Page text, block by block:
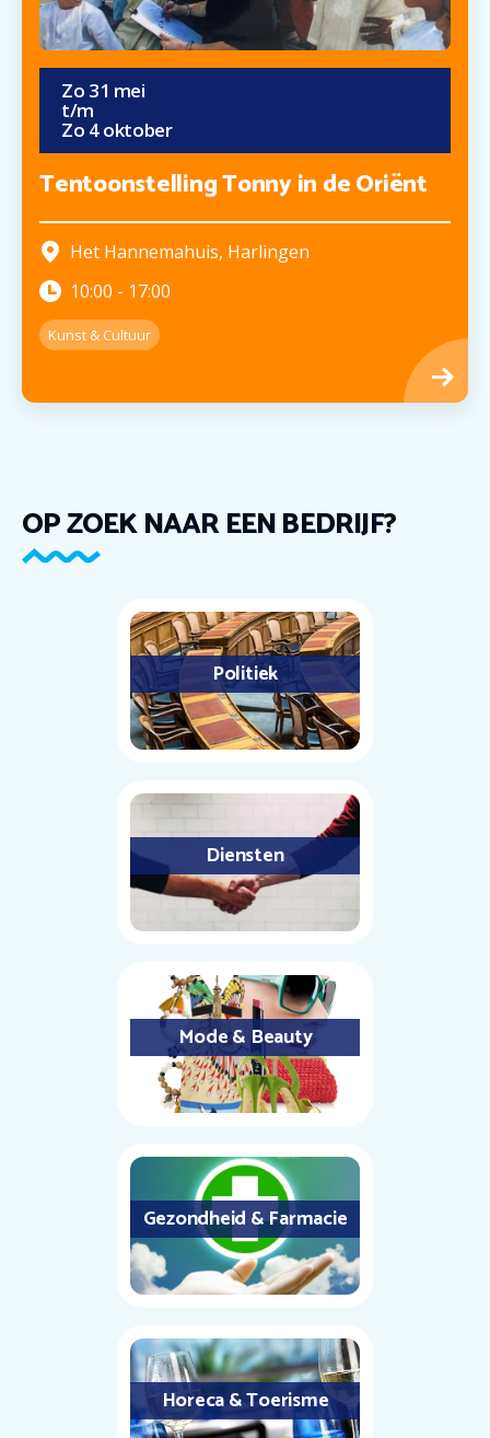
Zo 31 mei
t/m
Zo 4oktober
Tentoonstelling Tonny in de Oriënt
Het Hannemahuis, Harlingen
10:00 - 17:00
Kunst & Cultuur
OP ZOEK NAAR EEN BEDRIJF?
Politiek
Diensten
Mode & Beauty
Gezondheid & Farmacie
Horeca & Toerisme